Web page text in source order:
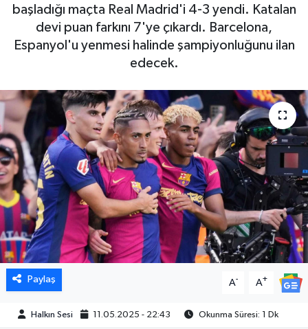
başladığı maçta Real Madrid'i 4-3 yendi. Katalan
devi puan farkını 7'ye çıkardı. Barcelona,
Espanyol'u yenmesi halinde şampiyonluğunu ilan
edecek.
Paylaş A- A+
Halkın Sesi 11.05.2025 - 22:43 Okunma Süresi: 1 Dk